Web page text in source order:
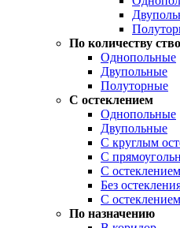
По количеству
Однопольные
Двупольные
Полуторные
С остеклением
Однопольные
Двупольные
С круглым
С
С
Без
С остеклением
По назначению